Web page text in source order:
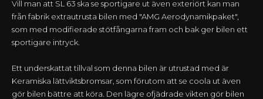
Vill man att SL 63 ska se sportigare ut även exteriört kan man
från fabrik extrautrusta bilen med "AMG Aerodynamikpaket",
som med modifierade stötfångarna fram och bak ger bilen ett
sportigare intryck.
Ett underskattat tillval som denna bilen är utrustad med är
Keramiska lättviktsbromsar, som förutom att se coola ut även
gör bilen bättre att köra. Den lägre ofjädrade vikten gör bilen